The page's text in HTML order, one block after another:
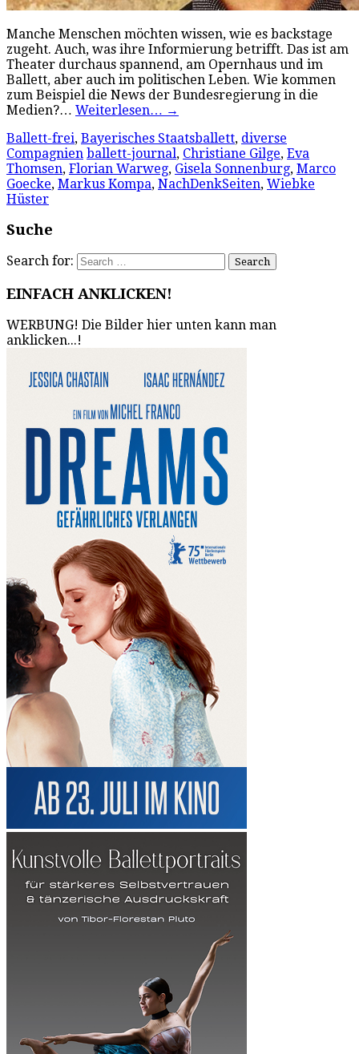
Manche Menschen möchten wissen, wie es backstage
zugeht. Auch, was ihre Informierung betrifft. Das ist am
Theater durchaus spannend, am Opernhaus und im
Ballett, aber auch im politischen Leben. Wie kommen
zum Beispiel die News der Bundesregierung in die
Medien?… Weiterlesen… →
Ballett-frei, Bayerisches Staatsballett, diverse
Compagnien ballett-journal, Christiane Gilge, Eva
Thomsen, Florian Warweg, Gisela Sonnenburg, Marco
Goecke, Markus Kompa, NachDenkSeiten, Wiebke
Hüster
Suche
Search for:
EINFACH ANKLICKEN!
WERBUNG! Die Bilder hier unten kann man
anklicken...!